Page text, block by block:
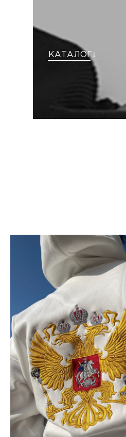
КАТАЛОГ↓